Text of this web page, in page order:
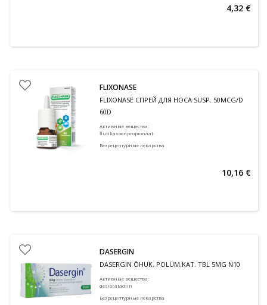
4,32 €
FLIXONASE
FLIXONASE СПРЕЙ ДЛЯ НОСА SUSP. 50MCG/D
60D
Активные вещества:
flutikasoonpropionaat
Безрецептурные лекарства
10,16 €
DASERGIN
DASERGIN ÕHUK. POLÜM.KAT. TBL 5MG N10
Активные вещества:
desloratadiin
Безрецептурные лекарства